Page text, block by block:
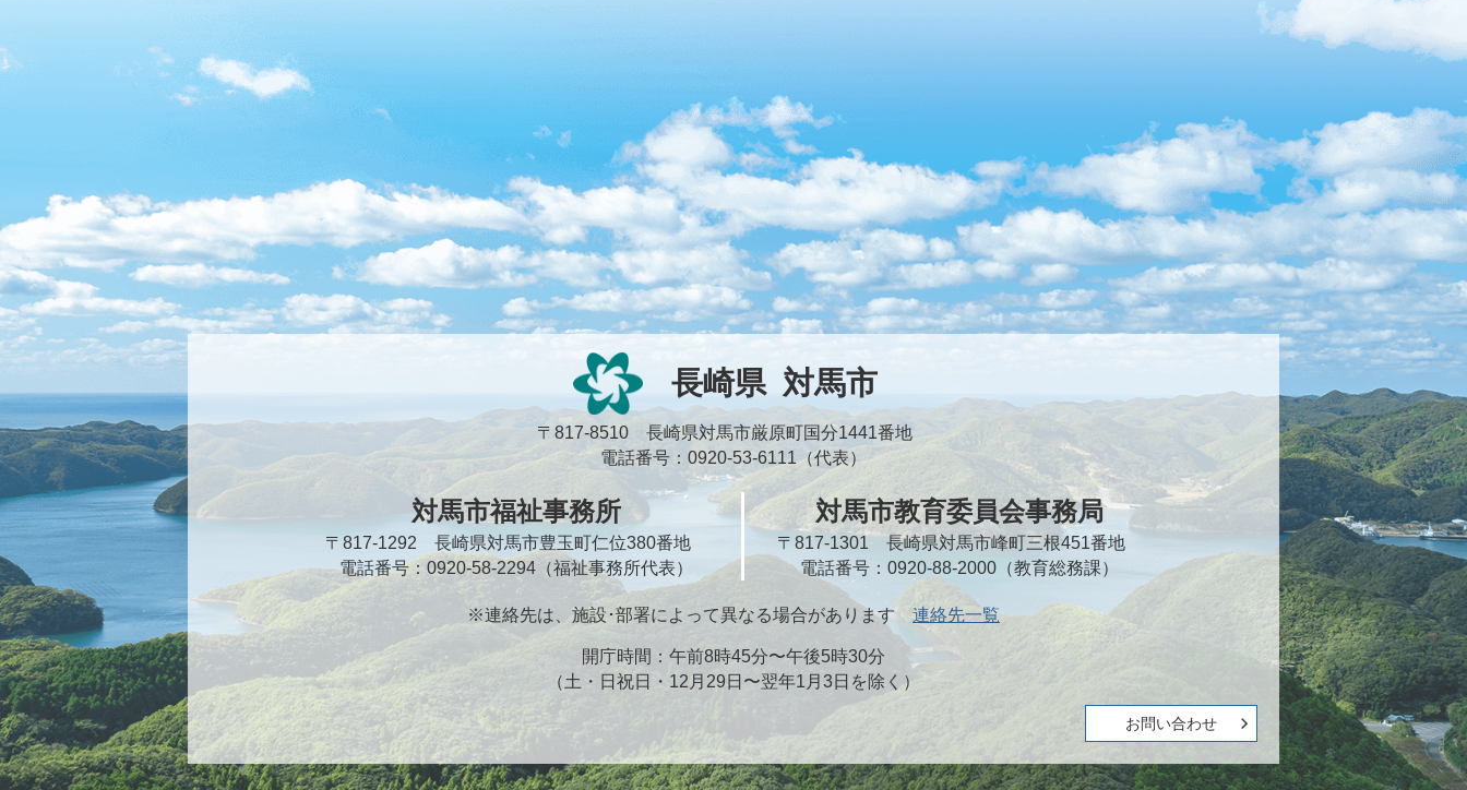
長崎県 対馬市
〒817-8510 長崎県対馬市厳原町国分1441番地
電話番号：0920-53-6111（代表）
対馬市福祉事務所
〒817-1292 長崎県対馬市豊玉町仁位380番地
電話番号：0920-58-2294（福祉事務所代表）
対馬市教育委員会事務局
〒817-1301 長崎県対馬市峰町三根451番地
電話番号：0920-88-2000（教育総務課）
※連絡先は、施設･部署によって異なる場合があります連絡先一覧
開庁時間：午前8時45分〜午後5時30分
（土・日祝日・12月29日〜翌年1月3日を除く）
お問い合わせ